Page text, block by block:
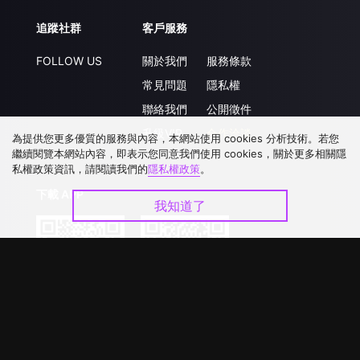
追蹤社群
FOLLOW US
客戶服務
關於我們
常見問題
聯絡我們
升級VIP
服務條款
隱私權
公開徵件
合作洽談
下載 APP
為提供您更多優質的服務與內容，本網站使用 cookies 分析技術。若您
繼續閱覽本網站內容，即表示您同意我們使用 cookies，關於更多相關隱
私權政策資訊，請閱讀我們的隱私權政策。
我知道了